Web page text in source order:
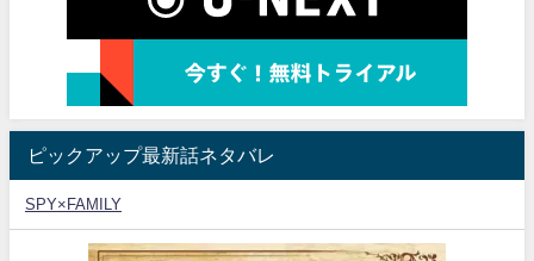
ピックアップ最新話ネタバレ
SPY×FAMILY